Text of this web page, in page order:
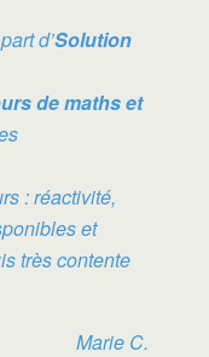
d’Solution
de maths et
: réactivité,
et
très contente
Marie C.